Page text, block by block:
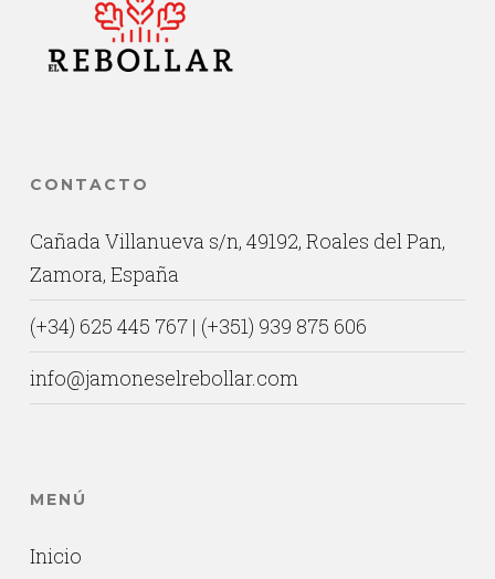
CONTACTO
Cañada Villanueva s/n, 49192, Roales del Pan,
Zamora, España
(+34) 625 445 767 | (+351) 939 875 606
info@jamoneselrebollar.com
MENÚ
Inicio